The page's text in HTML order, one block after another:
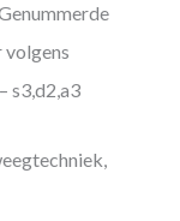
s3,d2,a3